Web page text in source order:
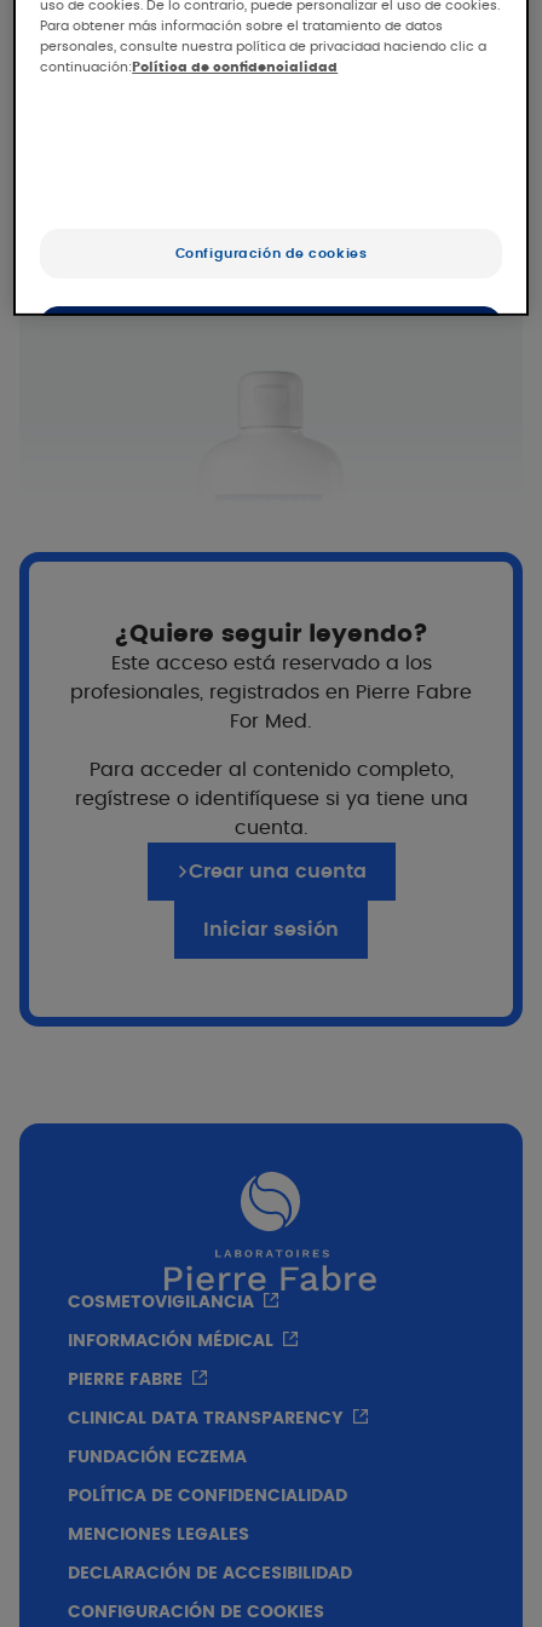
inhibiendo a la 5 alfa-reductasa.
-Ruscus y nicotinato de tocoferol, con efecto
PVP Recomendado
200 ml16 - 18€
400 ml 20 - 22€
Textura de espuma
¿Quiere seguir leyendo?
Este acceso está reservado a los
profesionales, registrados en Pierre Fabre
For Med.
Para acceder al contenido completo,
regístrese o identifíquese si ya tiene una
cuenta.
Crear una cuenta
Iniciar sesión
COSMETOVIGILANCIA
INFORMACIÓN MÉDICAL
PIERRE FABRE
CLINICAL DATA TRANSPARENCY
FUNDACIÓN ECZEMA
POLÍTICA DE CONFIDENCIALIDAD
MENCIONES LEGALES
DECLARACIÓN DE ACCESIBILIDAD
CONFIGURACIÓN DE COOKIES
uso de cookies. De lo contrario, puede personalizar el uso de cookies.
Para obtener más información sobre el tratamiento de datos
personales, consulte nuestra política de privacidad haciendo clic a
continuación: Política de confidencialidad
Configuración de cookies